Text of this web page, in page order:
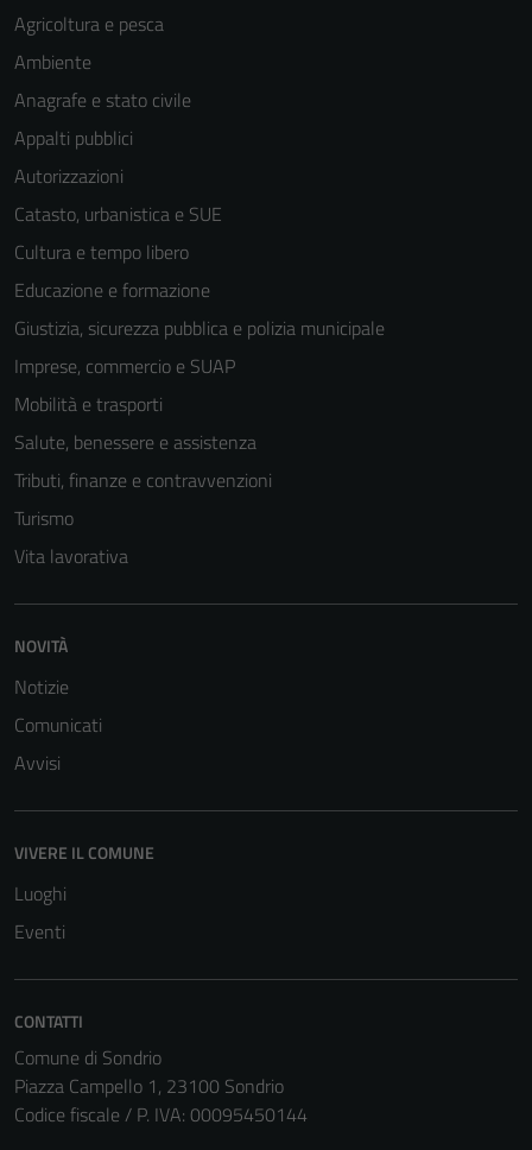
Agricoltura e pesca
Ambiente
Anagrafe e stato civile
Appalti pubblici
Autorizzazioni
Catasto, urbanistica e SUE
Cultura e tempo libero
Educazione e formazione
Giustizia, sicurezza pubblica e polizia municipale
Imprese, commercio e SUAP
Mobilità e trasporti
Salute, benessere e assistenza
Tributi, finanze e contravvenzioni
Turismo
Vita lavorativa
NOVITÀ
Notizie
Comunicati
Avvisi
VIVERE IL COMUNE
Luoghi
Eventi
CONTATTI
Comune di Sondrio
Piazza Campello 1, 23100 Sondrio
Codice fiscale / P. IVA: 00095450144
Tecnici